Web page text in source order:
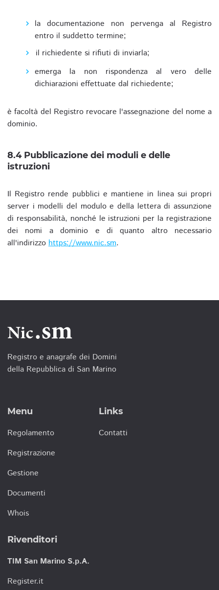
la documentazione non pervenga al Registro
entro il suddetto termine;
il richiedente si rifiuti di inviarla;
emerga la non rispondenza al vero delle
dichiarazioni effettuate dal richiedente;
è facoltà del Registro revocare l'assegnazione del nome a
dominio.
8.4 Pubblicazione dei moduli e delle
istruzioni
Il Registro rende pubblici e mantiene in linea sui propri
server i modelli del modulo e della lettera di assunzione
di responsabilità, nonché le istruzioni per la registrazione
dei nomi a dominio e di quanto altro necessario
all'indirizzo https://www.nic.sm.
Registro e anagrafe dei Domini
della Repubblica di San Marino
Menu
Regolamento
Registrazione
Gestione
Documenti
Whois
Links
Contatti
Rivenditori
TIM San Marino S.p.A.
Register.it